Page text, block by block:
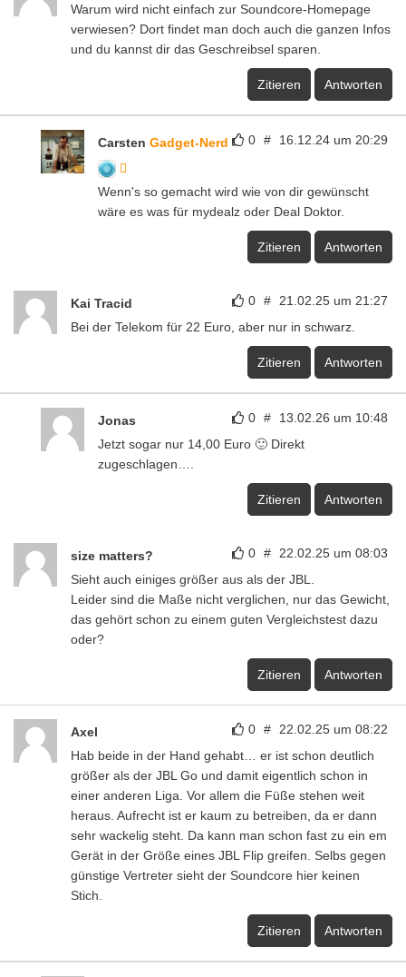
Warum wird nicht einfach zur Soundcore-Homepage
verwiesen? Dort findet man doch auch die ganzen Infos
und du kannst dir das Geschreibsel sparen.
Zitieren Antworten
0 # 16.12.24 um 20:29
Carsten Gadget-Nerd
Wenn's so gemacht wird wie von dir gewünscht
wäre es was für mydealz oder Deal Doktor.
Zitieren Antworten
0 # 21.02.25 um 21:27
Kai Tracid
Bei der Telekom für 22 Euro, aber nur in schwarz.
Zitieren Antworten
0 # 13.02.26 um 10:48
Jonas
Jetzt sogar nur 14,00 Euro 🙂 Direkt
zugeschlagen….
Zitieren Antworten
0 # 22.02.25 um 08:03
size matters?
Sieht auch einiges größer aus als der JBL.
Leider sind die Maße nicht verglichen, nur das Gewicht,
das gehört schon zu einem guten Vergleichstest dazu
oder?
Zitieren Antworten
0 # 22.02.25 um 08:22
Axel
Hab beide in der Hand gehabt… er ist schon deutlich
größer als der JBL Go und damit eigentlich schon in
einer anderen Liga. Vor allem die Füße stehen weit
heraus. Aufrecht ist er kaum zu betreiben, da er dann
sehr wackelig steht. Da kann man schon fast zu ein em
Gerät in der Größe eines JBL Flip greifen. Selbs gegen
günstige Vertreter sieht der Soundcore hier keinen
Stich.
Zitieren Antworten